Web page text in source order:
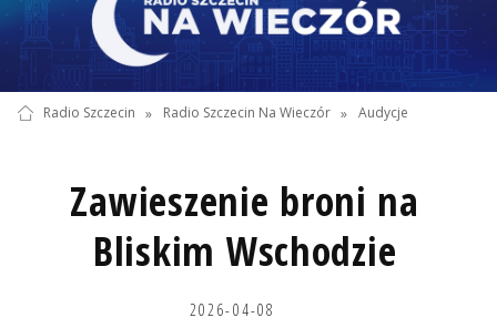
Radio Szczecin » Radio Szczecin Na Wieczór » Audycje
Zawieszenie broni na
Bliskim Wschodzie
2026-04-08